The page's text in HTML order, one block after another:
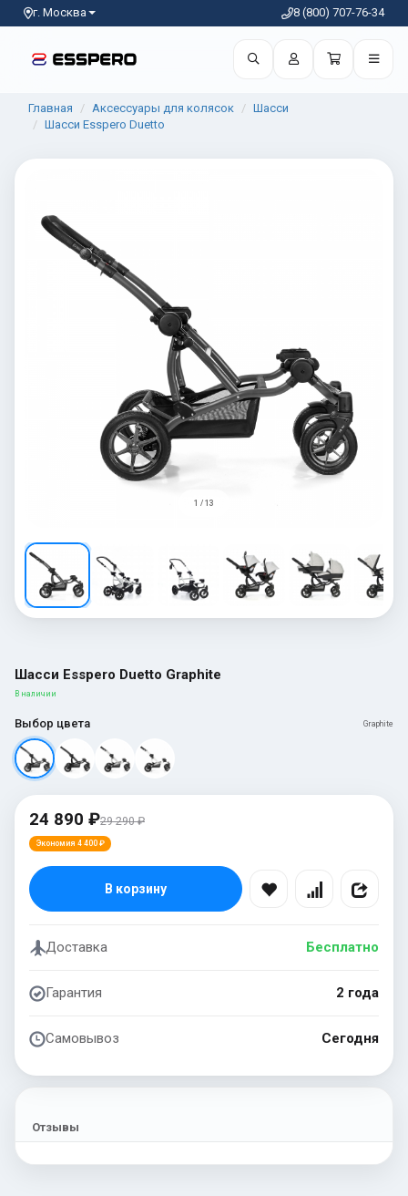
г. Москва 8 (800) 707-76-34
Главная Аксессуары для колясок
Шасси
Шасси Esspero Duetto
1 / 13
Шасси Esspero Duetto Graphite
В наличии
Выбор цвета Graphite
24 890 ₽29 290 ₽
Экономия 4 400 ₽
В корзину
Доставка Бесплатно
Гарантия 2 года
Самовывоз Сегодня
Отзывы